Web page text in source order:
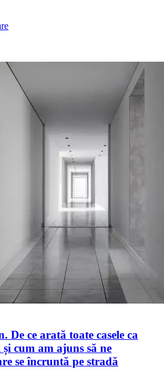
De ce arată toate casele ca
cum am ajuns să ne
se încruntă pe stradă